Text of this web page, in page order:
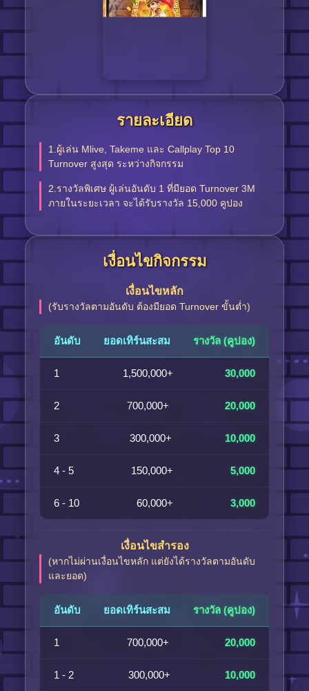
รายละเอียด
1.ผู้เล่น Mlive, Takeme และ Callplay Top 10
Turnover สูงสุด ระหว่างกิจกรรม
2.รางวัลพิเศษ ผู้เล่นอันดับ 1 ที่มียอด Turnover 3M
ภายในระยะเวลา จะได้รับรางวัล 15,000 คูปอง
เงื่อนไขกิจกรรม
เงื่อนไขหลัก
(รับรางวัลตามอันดับ ต้องมียอด Turnover ขั้นต่ำ)
อันดับ ยอดเทิร์นสะสม รางวัล (คูปอง)
1 1,500,000+ 30,000
2 700,000+ 20,000
3 300,000+ 10,000
4 - 5 150,000+ 5,000
6 - 10 60,000+ 3,000
เงื่อนไขสำรอง
(หากไม่ผ่านเงื่อนไขหลัก แต่ยังได้รางวัลตามอันดับ
และยอด)
อันดับ ยอดเทิร์นสะสม รางวัล (คูปอง)
1 700,000+ 20,000
1 - 2 300,000+ 10,000